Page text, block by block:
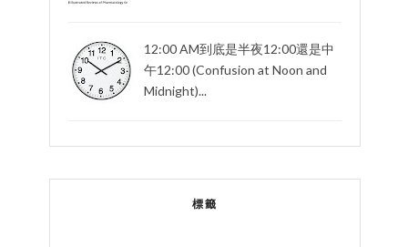
12:00 AM到底是半夜12:00還是中
午12:00 (Confusion at Noon and
Midnight)...
標籤